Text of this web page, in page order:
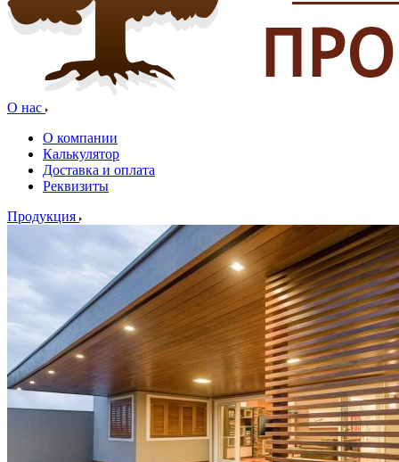
О нас
О компании
Калькулятор
Доставка и оплата
Реквизиты
Продукция